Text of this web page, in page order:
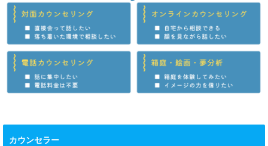
カウンセラー